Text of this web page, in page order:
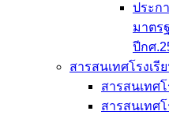
ประก
มาตร
ปีกศ
สารสนเทศโรงเรี
สารสนเทศโ
สารสนเทศโ